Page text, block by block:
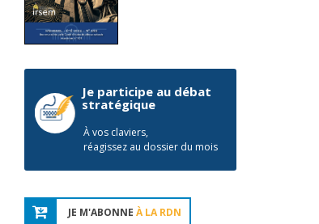
Je participe au débat
stratégique
À vos claviers,
réagissez au dossier du mois
JE M'ABONNE À LA RDN